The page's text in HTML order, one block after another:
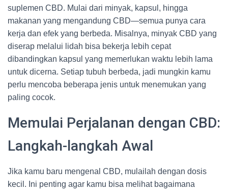
suplemen CBD. Mulai dari minyak, kapsul, hingga
makanan yang mengandung CBD—semua punya cara
kerja dan efek yang berbeda. Misalnya, minyak CBD yang
diserap melalui lidah bisa bekerja lebih cepat
dibandingkan kapsul yang memerlukan waktu lebih lama
untuk dicerna. Setiap tubuh berbeda, jadi mungkin kamu
perlu mencoba beberapa jenis untuk menemukan yang
paling cocok.
Memulai Perjalanan dengan CBD:
Langkah-langkah Awal
Jika kamu baru mengenal CBD, mulailah dengan dosis
kecil. Ini penting agar kamu bisa melihat bagaimana